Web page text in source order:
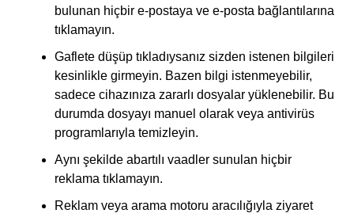
bulunan hiçbir e-postaya ve e-posta bağlantılarına
tıklamayın.
Gaflete düşüp tıkladıysanız sizden istenen bilgileri
kesinlikle girmeyin. Bazen bilgi istenmeyebilir,
sadece cihazınıza zararlı dosyalar yüklenebilir. Bu
durumda dosyayı manuel olarak veya antivirüs
programlarıyla temizleyin.
Aynı şekilde abartılı vaadler sunulan hiçbir
reklama tıklamayın.
Reklam veya arama motoru aracılığıyla ziyaret